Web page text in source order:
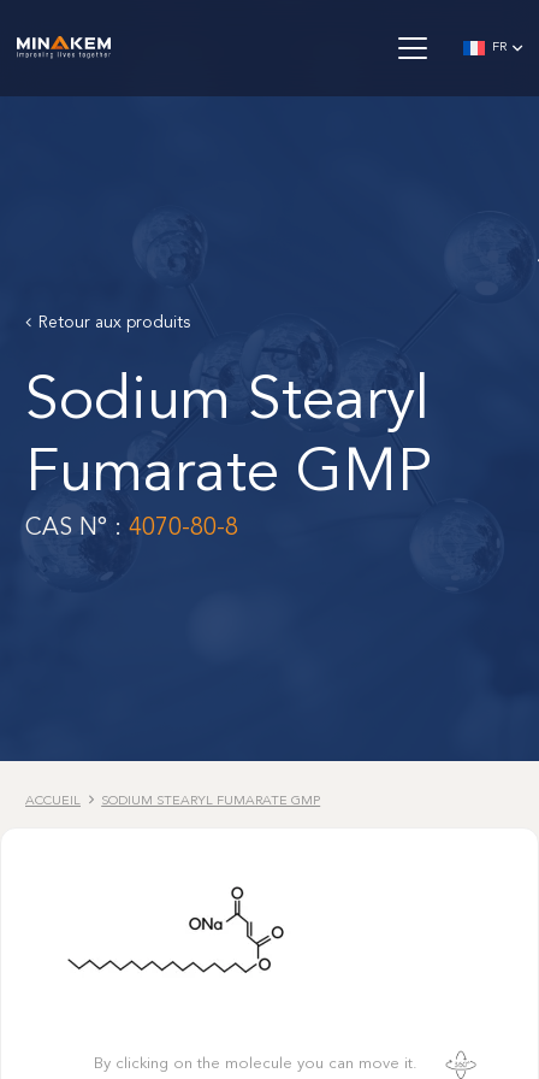
FR
Retour aux produits
Sodium Stearyl
Fumarate GMP
CAS N° : 4070-80-8
ACCUEIL SODIUM STEARYL FUMARATE GMP
By clicking on the molecule you can move it.